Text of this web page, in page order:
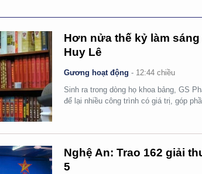
Hơn nửa thế kỷ làm
Huy Lê
Gương hoạt động - 12:44 chiều
Sinh ra trong dòng họ khoa bảng, GS
để lại nhiều công trình có giá trị, góp
Nghệ An: Trao 162 giải
5